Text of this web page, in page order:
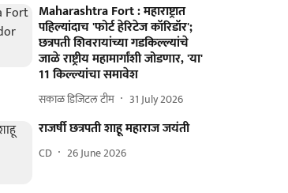
Maharashtra Fort : महाराष्ट्रात
पहिल्यांदाच 'फोर्ट हेरिटेज कॉरिडॉर';
छत्रपती शिवरायांच्या गडकिल्ल्यांचे
जाळे राष्ट्रीय महामार्गांशी जोडणार, 'या'
11 किल्ल्यांचा समावेश
सकाळ डिजिटल टीम 31 July 2026
राजर्षी छत्रपती शाहू महाराज जयंती
CD 26 June 2026